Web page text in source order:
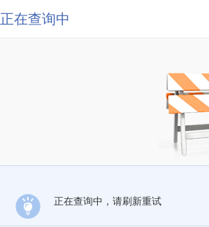
正在查询中
正在查询中，请刷新重试